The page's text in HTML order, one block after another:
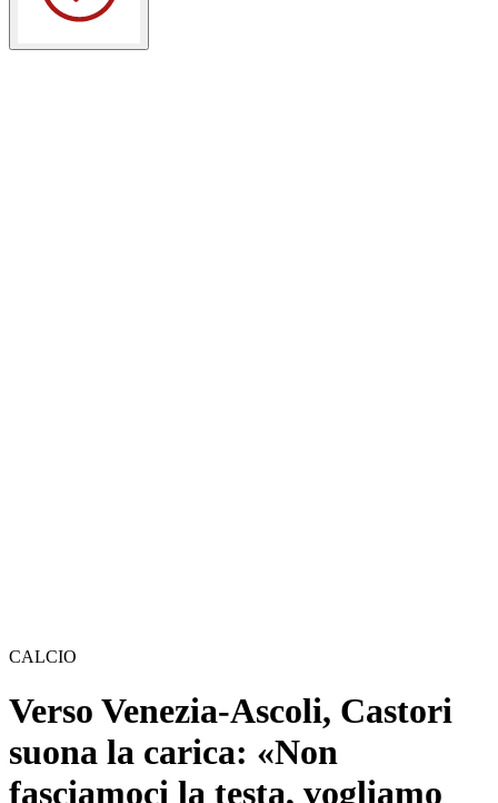
CALCIO
Verso Venezia-Ascoli, Castori
suona la carica: «Non
fasciamoci la testa, vogliamo